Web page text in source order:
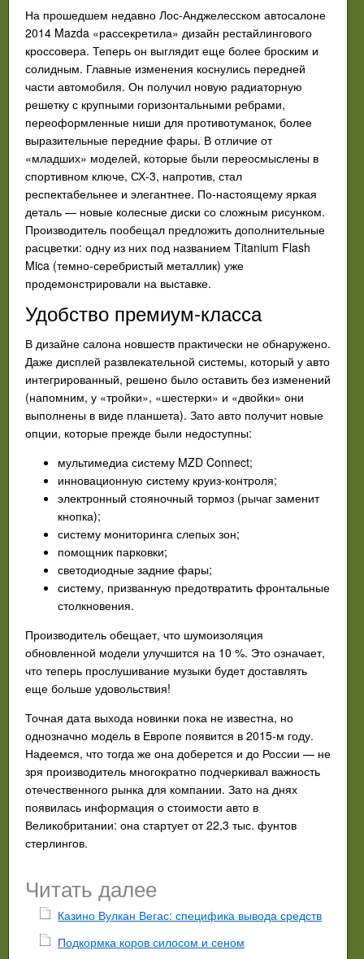
На прошедшем недавно Лос-Анджелесском автосалоне
2014 Mazda «рассекретила» дизайн рестайлингового
кроссовера. Теперь он выглядит еще более броским и
солидным. Главные изменения коснулись передней
части автомобиля. Он получил новую радиаторную
решетку с крупными горизонтальными ребрами,
переоформленные ниши для противотуманок, более
выразительные передние фары. В отличие от
«младших» моделей, которые были переосмыслены в
спортивном ключе, СХ-3, напротив, стал
респектабельнее и элегантнее. По-настоящему яркая
деталь — новые колесные диски со сложным рисунком.
Производитель пообещал предложить дополнительные
расцветки: одну из них под названием Titanium Flash
Mica (темно-серебристый металлик) уже
продемонстрировали на выставке.
Удобство премиум-класса
В дизайне салона новшеств практически не обнаружено.
Даже дисплей развлекательной системы, который у авто
интегрированный, решено было оставить без изменений
(напомним, у «тройки», «шестерки» и «двойки» они
выполнены в виде планшета). Зато авто получит новые
опции, которые прежде были недоступны:
мультимедиа систему MZD Connect;
инновационную систему круиз-контроля;
электронный стояночный тормоз (рычаг заменит
кнопка);
систему мониторинга слепых зон;
помощник парковки;
светодиодные задние фары;
систему, призванную предотвратить фронтальные
столкновения.
Производитель обещает, что шумоизоляция
обновленной модели улучшится на 10 %. Это означает,
что теперь прослушивание музыки будет доставлять
еще больше удовольствия!
Точная дата выхода новинки пока не известна, но
однозначно модель в Европе появится в 2015-м году.
Надеемся, что тогда же она доберется и до России — не
зря производитель многократно подчеркивал важность
отечественного рынка для компании. Зато на днях
появилась информация о стоимости авто в
Великобритании: она стартует от 22,3 тыс. фунтов
стерлингов.
Читать далее
Казино Вулкан Вегас: специфика вывода средств
Подкормка коров силосом и сеном